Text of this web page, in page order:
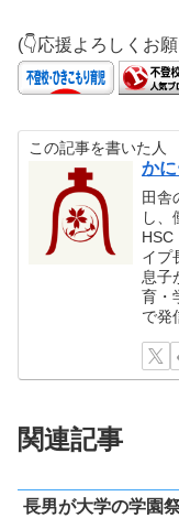
(👇応援よろしくお
この記事を書いた人
か
田舎
し、
HSC
イプ
息子
育・
で発
関連記事
長男が大学の学園